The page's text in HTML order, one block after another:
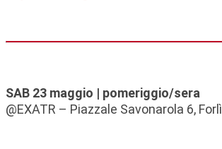
SAB 23 maggio | pomeriggio/sera
@EXATR – Piazzale Savonarola 6, Forlì